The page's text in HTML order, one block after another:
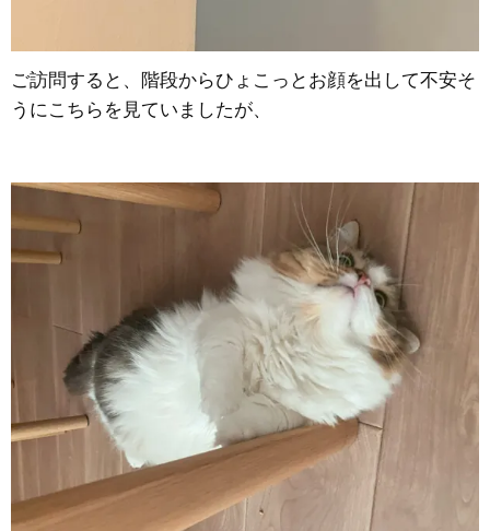
ご訪問すると、階段からひょこっとお顔を出して不安そ
うにこちらを見ていましたが、